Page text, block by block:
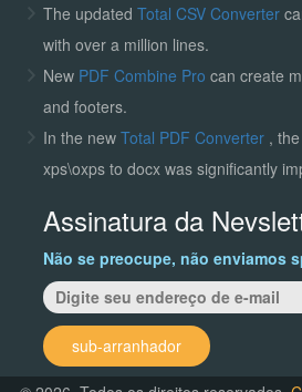
The updated Total CSV Converter
with over a million lines.
New PDF Combine Pro can create
and footers.
In the new Total PDF Converter ,
xps\oxps to docx was significantly
Assinatura da
Não se preocupe, não enviamos
sub-arranhador